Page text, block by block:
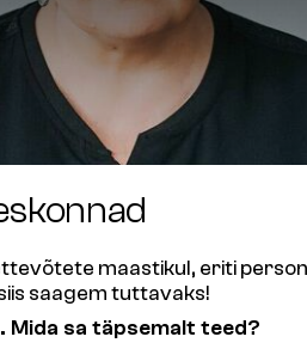
maastikul, eriti
saagem tuttavaks!
sa täpsemalt teed?